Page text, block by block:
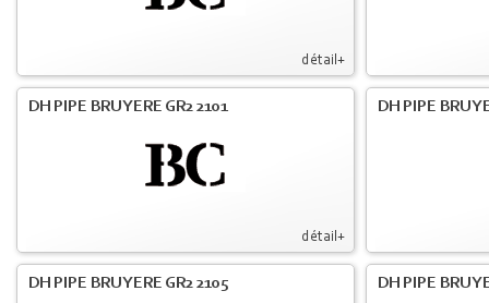
détail+
détail+
DH PIPE BRUYERE GR2 2101 DH PIPE
DH PIPE BRUYERE GR2 2105 DH PIPE